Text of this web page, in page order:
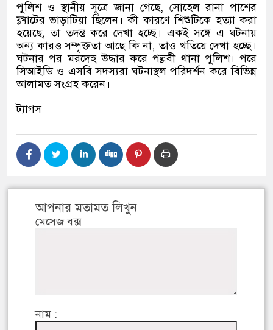
পুলিশ ও স্থানীয় সূত্রে জানা গেছে, সোহেল রানা পাশের
ফ্ল্যাটের ভাড়াটিয়া ছিলেন। কী কারণে শিশুটিকে হত্যা করা
হয়েছে,তা তদন্ত করে দেখা হচ্ছে। একই সঙ্গে এ ঘটনায়
অন্য কারও সম্পৃক্ততা আছে কি না,তাও খতিয়ে দেখা হচ্ছে।
ঘটনার পর মরদেহ উদ্ধার করে পল্লবী থানা পুলিশ। পরে
সিআইডি ও এসবি সদস্যরা ঘটনাস্থল পরিদর্শন করে বিভিন্ন
আলামত সংগ্রহ করেন।
ট্যাগস
আপনার মতামত লিখুন
মেসেজ বক্স
নাম :